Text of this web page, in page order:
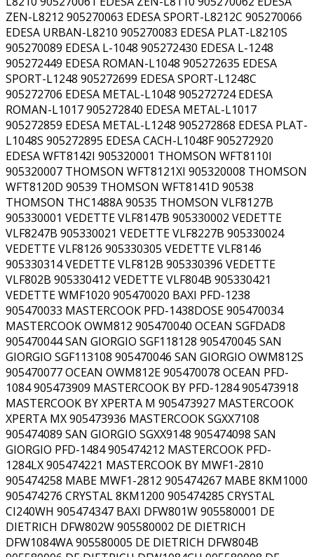
ZEN-L8212 905270063 EDESA SPORT-L8212C 905270066
EDESA URBAN-L8210 905270083 EDESA PLAT-L8210S
905270089 EDESA L-1048 905272430 EDESA L-1248
905272449 EDESA ROMAN-L1048 905272635 EDESA
SPORT-L1248 905272699 EDESA SPORT-L1248C
905272706 EDESA METAL-L1048 905272724 EDESA
ROMAN-L1017 905272840 EDESA METAL-L1017
905272859 EDESA METAL-L1248 905272868 EDESA PLAT-
L1048S 905272895 EDESA CACH-L1048F 905272920
EDESA WFT8142I 905320001 THOMSON WFT8110I
905320007 THOMSON WFT8121XI 905320008 THOMSON
WFT8120D 90539 THOMSON WFT8141D 90538
THOMSON THC1488A 90535 THOMSON VLF8127B
905330001 VEDETTE VLF8147B 905330002 VEDETTE
VLF8247B 905330021 VEDETTE VLF8227B 905330024
VEDETTE VLF8126 905330305 VEDETTE VLF8146
905330314 VEDETTE VLF812B 905330396 VEDETTE
VLF802B 905330412 VEDETTE VLF804B 905330421
VEDETTE WMF1020 905470020 BAXI PFD-1238
905470033 MASTERCOOK PFD-1438DOSE 905470034
MASTERCOOK OWM812 905470040 OCEAN SGFDAD8
905470044 SAN GIORGIO SGF118128 905470045 SAN
GIORGIO SGF113108 905470046 SAN GIORGIO OWM812S
905470077 OCEAN OWM812E 905470078 OCEAN PFD-
1084 905473909 MASTERCOOK BY PFD-1284 905473918
MASTERCOOK BY XPERTA M 905473927 MASTERCOOK
XPERTA MX 905473936 MASTERCOOK SGXX7108
905474089 SAN GIORGIO SGXX9148 905474098 SAN
GIORGIO PFD-1484 905474212 MASTERCOOK PFD-
1284LX 905474221 MASTERCOOK BY MWF1-2810
905474258 MABE MWF1-2812 905474267 MABE 8KM1000
905474276 CRYSTAL 8KM1200 905474285 CRYSTAL
CI240WH 905474347 BAXI DFW801W 905580001 DE
DIETRICH DFW802W 905580002 DE DIETRICH
DFW1084WA 905580005 DE DIETRICH DFW804B